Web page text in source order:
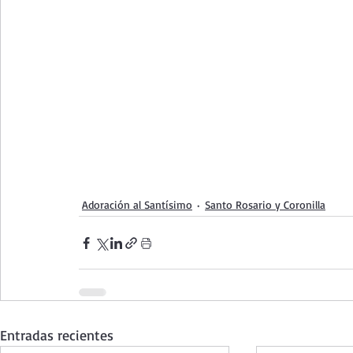
Adoración al Santísimo Santo Rosario y Coronilla
Entradas recientes